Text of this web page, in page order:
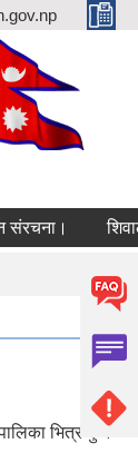
भित्र कुनै